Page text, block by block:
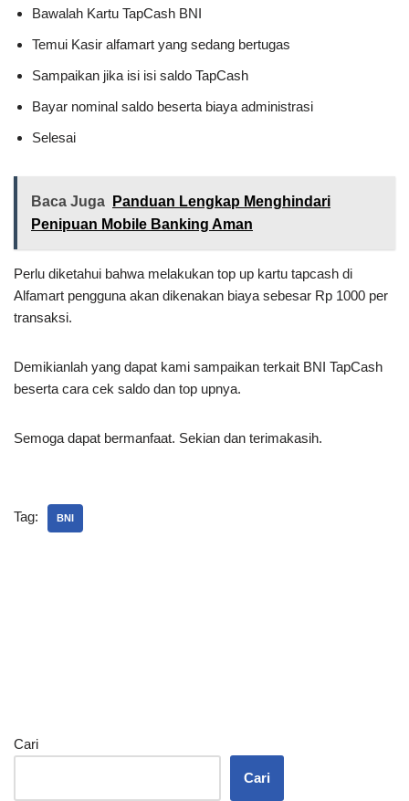
Bawalah Kartu TapCash BNI
Temui Kasir alfamart yang sedang bertugas
Sampaikan jika isi isi saldo TapCash
Bayar nominal saldo beserta biaya administrasi
Selesai
Baca Juga
Panduan Lengkap Menghindari
Penipuan Mobile Banking Aman
Perlu diketahui bahwa melakukan top up kartu tapcash di
Alfamart pengguna akan dikenakan biaya sebesar Rp 1000 per
transaksi.
Demikianlah yang dapat kami sampaikan terkait BNI TapCash
beserta cara cek saldo dan top upnya.
Semoga dapat bermanfaat. Sekian dan terimakasih.
Tag: BNI
Cari
Cari